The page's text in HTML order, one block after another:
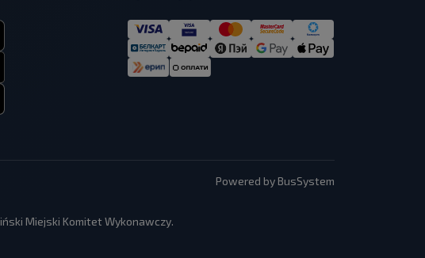
Powered by BusSystem
Miejski Komitet Wykonawczy.